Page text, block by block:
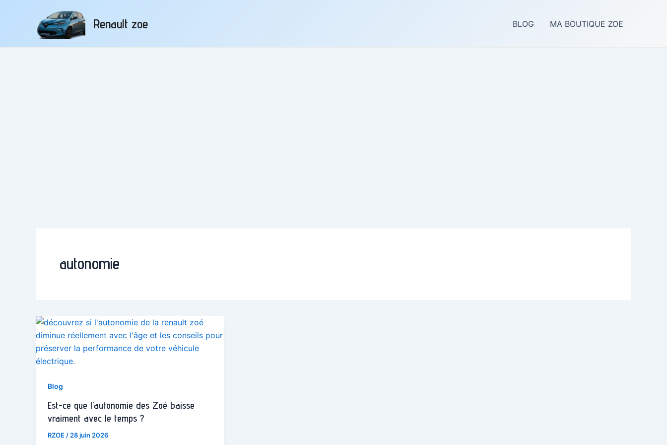
Renault zoe BLOG MA BOUTIQUE ZOE
autonomie
Blog
Est-ce que l’autonomie des Zoé baisse
vraiment avec le temps ?
RZOE / 28 juin 2026